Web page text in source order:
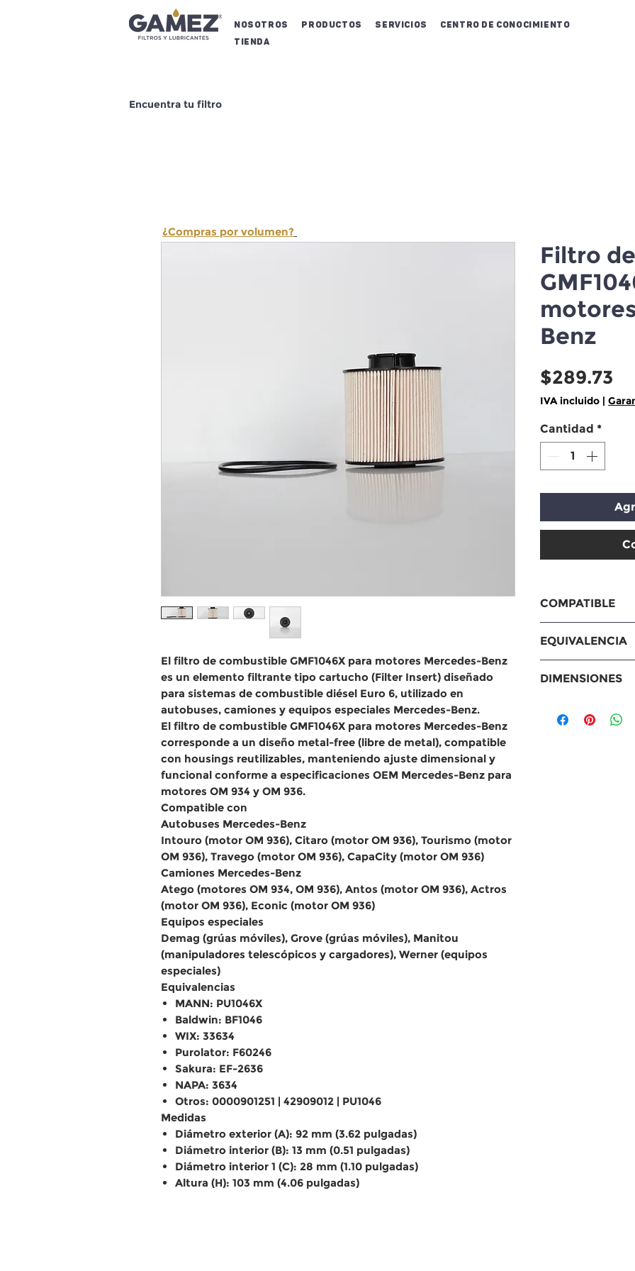
NOSOTROS Productos Servicios
Centro de conocimiento
Tienda
Encuentra tu filtro
El filtro de combustible GMF1046X para motores Mercedes-Benz
es un elemento filtrante tipo cartucho (Filter Insert) diseñado
para sistemas de combustible diésel Euro 6, utilizado en
autobuses, camiones y equipos especiales Mercedes-Benz.
El filtro de combustible GMF1046X para motores Mercedes-Benz
corresponde a un diseño metal-free (libre de metal), compatible
con housings reutilizables, manteniendo ajuste dimensional y
funcional conforme a especificaciones OEM Mercedes-Benz para
motores OM 934 y OM 936.
Compatible con
Autobuses Mercedes-Benz
Intouro (motor OM 936), Citaro (motor OM 936), Tourismo (motor
OM 936), Travego (motor OM 936), CapaCity (motor OM 936)
Camiones Mercedes-Benz
Atego (motores OM 934, OM 936), Antos (motor OM 936), Actros
(motor OM 936), Econic (motor OM 936)
Equipos especiales
Demag (grúas móviles), Grove (grúas móviles), Manitou
(manipuladores telescópicos y cargadores), Werner (equipos
especiales)
Equivalencias
MANN: PU1046X
Baldwin: BF1046
WIX: 33634
Purolator: F60246
Sakura: EF-2636
NAPA: 3634
Otros: 0000901251 | 42909012 | PU1046
Medidas
Diámetro exterior (A): 92 mm (3.62 pulgadas)
Diámetro interior (B): 13 mm (0.51 pulgadas)
Diámetro interior 1 (C): 28 mm (1.10 pulgadas)
Altura (H): 103 mm (4.06 pulgadas)
Filtro
Benz
$289.73
IVA incluido |
Cantidad *
COMPATIBLE
Autobuses
Intouro (motor
936), Tourismo
Camiones
EQUIVALENCIA
MANN:
WIX: 33634
DIMENSIONES
Diámetro
¿Compras por volumen?